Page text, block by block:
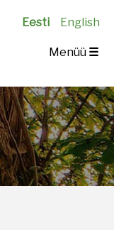
Eesti English
Menüü ☰